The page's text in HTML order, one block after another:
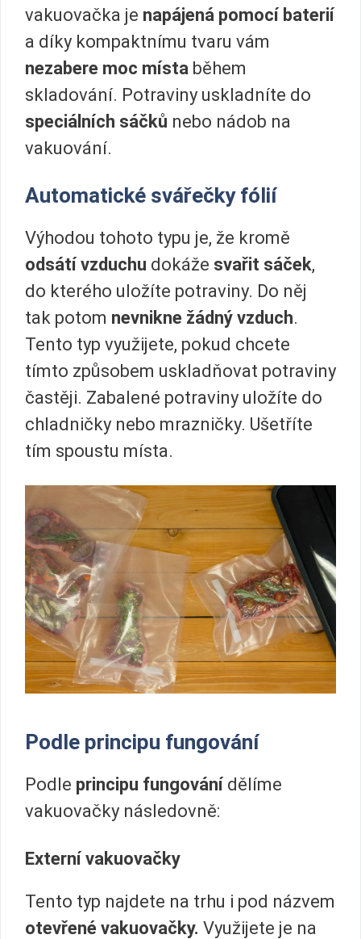
vakuovačka je napájená pomocí baterií
a díky kompaktnímu tvaru vám
nezabere moc místa během
skladování. Potraviny uskladníte do
speciálních sáčků nebo nádob na
vakuování.
Automatické svářečky fólií
Výhodou tohoto typu je, že kromě
odsátí vzduchu dokáže svařit sáček,
do kterého uložíte potraviny. Do něj
tak potom nevnikne žádný vzduch.
Tento typ využijete, pokud chcete
tímto způsobem uskladňovat potraviny
častěji. Zabalené potraviny uložíte do
chladničky nebo mrazničky. Ušetříte
tím spoustu místa.
Podle principu fungování
Podle principu fungovánídělíme
vakuovačky následovně:
Externí vakuovačky
Tento typ najdete na trhu i pod názvem
otevřené vakuovačky. Využijete je na